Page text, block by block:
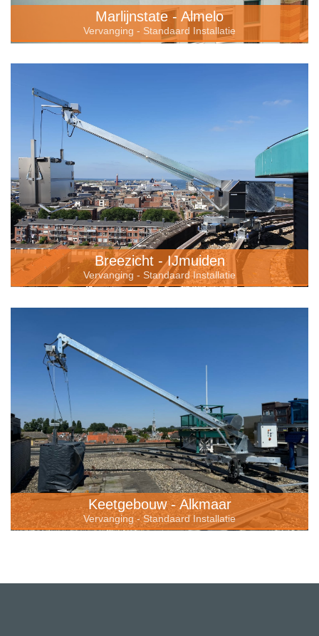
Marlijnstate - Almelo
Vervanging - Standaard Installatie
Breezicht - IJmuiden
Vervanging - Standaard Installatie
Keetgebouw - Alkmaar
Vervanging - Standaard Installatie